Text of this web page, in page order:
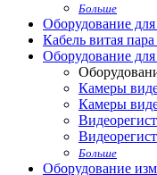
Больше
Оборудование
Кабель витая
Оборудование
Камеры
Камеры
Больше
Оборудование